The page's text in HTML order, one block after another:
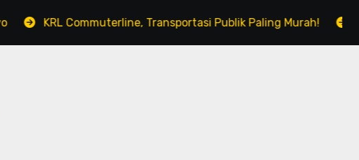
KRL Commuterline, Transportasi Publik Paling Murah!